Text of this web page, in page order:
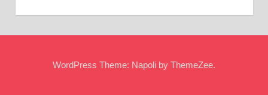
WordPress Theme: Napoli by ThemeZee.